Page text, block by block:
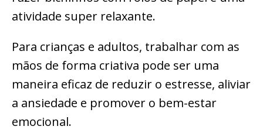
atividade super relaxante.
Para crianças e adultos, trabalhar com as
mãos de forma criativa pode ser uma
maneira eficaz de reduzir o estresse, aliviar
a ansiedade e promover o bem-estar
emocional.